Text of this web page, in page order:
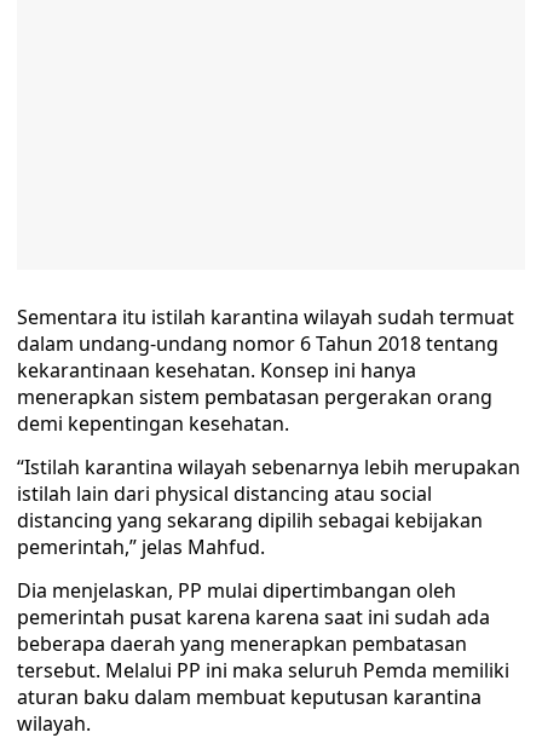
Sementara itu istilah karantina wilayah sudah termuat
dalam undang-undang nomor 6 Tahun 2018 tentang
kekarantinaan kesehatan. Konsep ini hanya
menerapkan sistem pembatasan pergerakan orang
demi kepentingan kesehatan.
“Istilah karantina wilayah sebenarnya lebih merupakan
istilah lain dari physical distancing atau social
distancing yang sekarang dipilih sebagai kebijakan
pemerintah,” jelas Mahfud.
Dia menjelaskan, PP mulai dipertimbangan oleh
pemerintah pusat karena karena saat ini sudah ada
beberapa daerah yang menerapkan pembatasan
tersebut. Melalui PP ini maka seluruh Pemda memiliki
aturan baku dalam membuat keputusan karantina
wilayah.